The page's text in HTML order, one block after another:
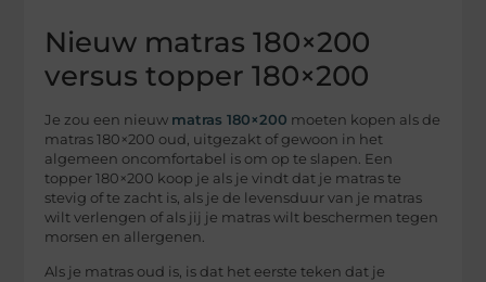
Nieuw matras 180×200
versus topper 180×200
Je zou een nieuw matras 180×200 moeten kopen als de
matras 180×200 oud, uitgezakt of gewoon in het
algemeen oncomfortabel is om op te slapen. Een
topper 180×200 koop je als je vindt dat je matras te
stevig of te zacht is, als je de levensduur van je matras
wilt verlengen of als jij je matras wilt beschermen tegen
morsen en allergenen.
Als je matras oud is, is dat het eerste teken dat je